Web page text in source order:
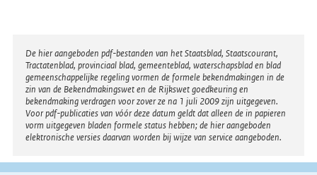
Disclaimer
De hier aangeboden pdf-bestanden van het Staatsblad, Staatscourant,
Tractatenblad, provinciaal blad, gemeenteblad, waterschapsblad en blad
gemeenschappelijke regeling vormen de formele bekendmakingen in de
zin van de Bekendmakingswet en de Rijkswet goedkeuring en
bekendmaking verdragen voor zover ze na 1 juli 2009 zijn uitgegeven.
Voor pdf-publicaties van vóór deze datum geldt dat alleen de in papieren
vorm uitgegeven bladen formele status hebben; de hier aangeboden
elektronische versies daarvan worden bij wijze van service aangeboden.